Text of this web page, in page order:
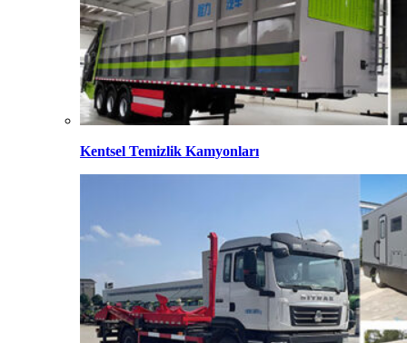
Kentsel Temizlik Kamyonları